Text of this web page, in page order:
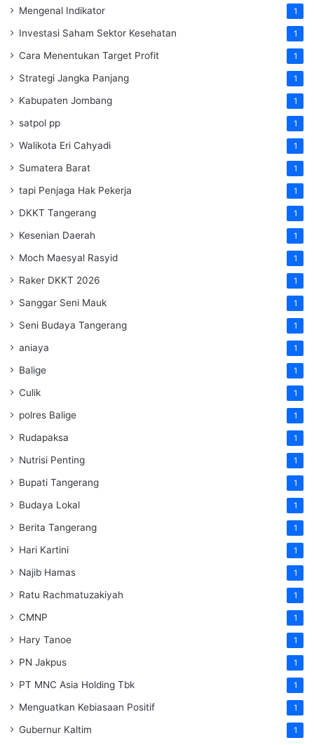
Mengenal Indikator 1
Investasi Saham Sektor Kesehatan 1
Cara Menentukan Target Profit 1
Strategi Jangka Panjang 1
Kabupaten Jombang 1
satpol pp 1
Walikota Eri Cahyadi 1
Sumatera Barat 1
tapi Penjaga Hak Pekerja 1
DKKT Tangerang 1
Kesenian Daerah 1
Moch Maesyal Rasyid 1
Raker DKKT 2026 1
Sanggar Seni Mauk 1
Seni Budaya Tangerang 1
aniaya 1
Balige 1
Culik 1
polres Balige 1
Rudapaksa 1
Nutrisi Penting 1
Bupati Tangerang 1
Budaya Lokal 1
Berita Tangerang 1
Hari Kartini 1
Najib Hamas 1
Ratu Rachmatuzakiyah 1
CMNP 1
Hary Tanoe 1
PN Jakpus 1
PT MNC Asia Holding Tbk 1
Menguatkan Kebiasaan Positif 1
Gubernur Kaltim 1